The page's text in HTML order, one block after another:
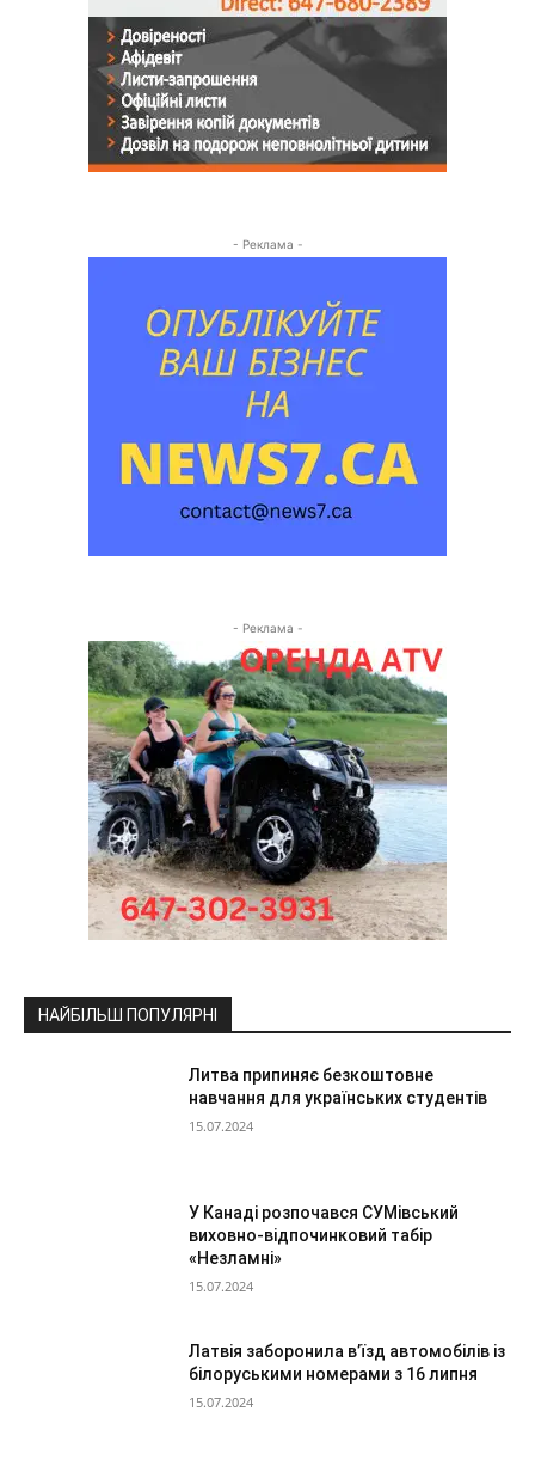
- Реклама -
- Реклама -
НАЙБІЛЬШ ПОПУЛЯРНІ
Литва припиняє безкоштовне
навчання для українських студентів
15.07.2024
У Канаді розпочався СУМівський
виховно-відпочинковий табір
«Незламні»
15.07.2024
Латвія заборонила в’їзд автомобілів із
білоруськими номерами з 16 липня
15.07.2024